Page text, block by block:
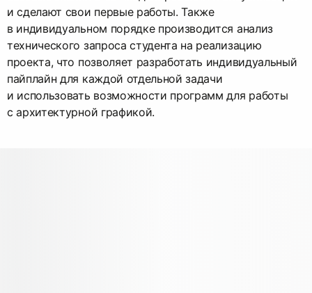
и сделают свои первые работы. Также
в индивидуальном порядке производится анализ
технического запроса студента на реализацию
проекта, что позволяет разработать индивидуальный
пайплайн для каждой отдельной задачи
и использовать возможности программ для работы
с архитектурной графикой.